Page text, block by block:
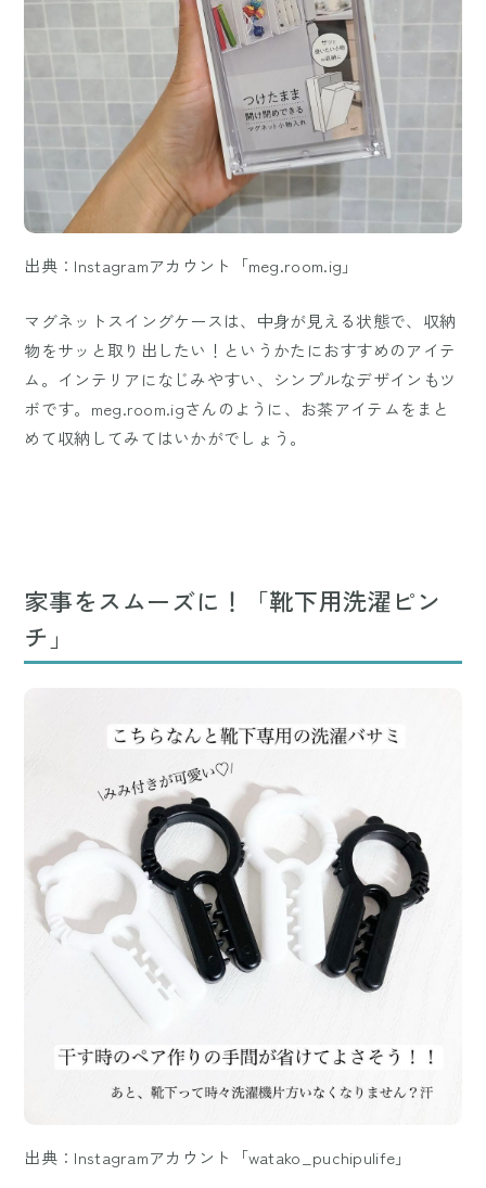
出典：Instagramアカウント「meg.room.ig」
マグネットスイングケースは、中身が見える状態で、収納
物をサッと取り出したい！というかたにおすすめのアイテ
ム。インテリアになじみやすい、シンプルなデザインもツ
ボです。meg.room.igさんのように、お茶アイテムをまと
めて収納してみてはいかがでしょう。
家事をスムーズに！「靴下用洗濯ピン
チ」
出典：Instagramアカウント「watako_puchipulife」